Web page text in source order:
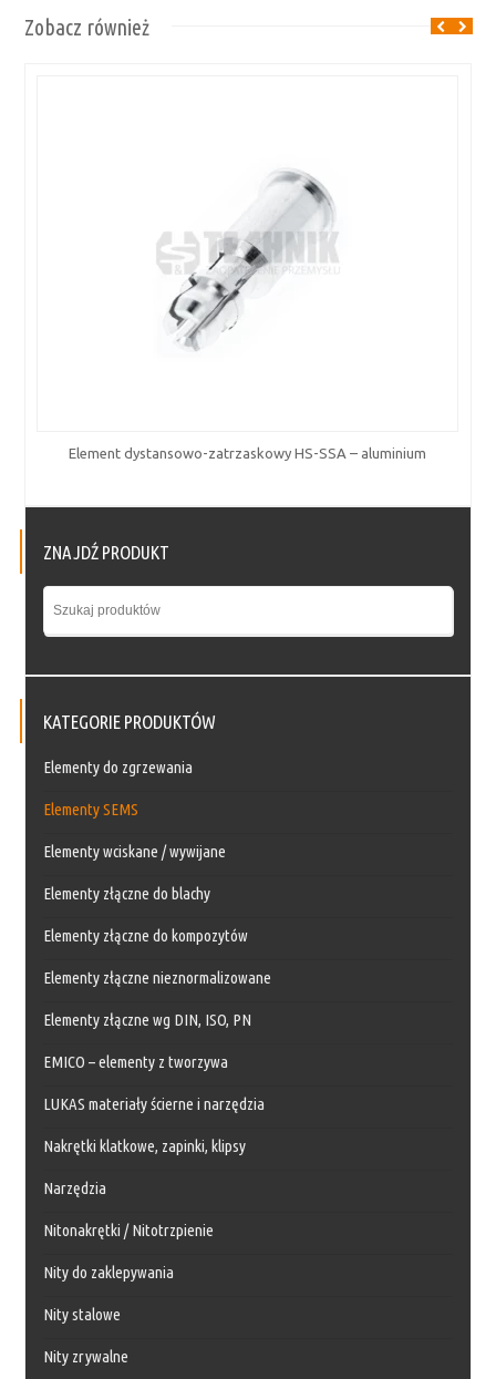
Zobacz również
Element dystansowo-zatrzaskowy HS-SSA – aluminium
ZNAJDŹ PRODUKT
KATEGORIE PRODUKTÓW
Elementy do zgrzewania
Elementy SEMS
Elementy wciskane / wywijane
Elementy złączne do blachy
Elementy złączne do kompozytów
Elementy złączne nieznormalizowane
Elementy złączne wg DIN, ISO, PN
EMICO – elementy z tworzywa
LUKAS materiały ścierne i narzędzia
Nakrętki klatkowe, zapinki, klipsy
Narzędzia
Nitonakrętki / Nitotrzpienie
Nity do zaklepywania
Nity stalowe
Nity zrywalne